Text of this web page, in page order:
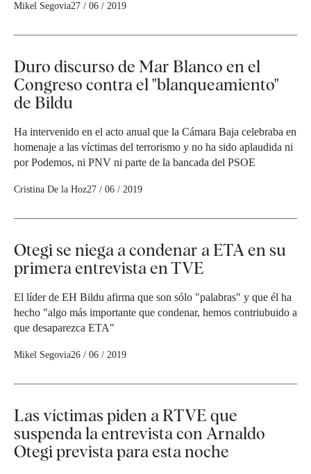
Mikel Segovia27 / 06 / 2019
Duro discurso de Mar Blanco en el
Congreso contra el "blanqueamiento"
de Bildu
Ha intervenido en el acto anual que la Cámara Baja celebraba en
homenaje a las víctimas del terrorismo y no ha sido aplaudida ni
por Podemos, ni PNV ni parte de la bancada del PSOE
Cristina De la Hoz27 / 06 / 2019
Otegi se niega a condenar a ETA en su
primera entrevista en TVE
El líder de EH Bildu afirma que son sólo "palabras" y que él ha
hecho "algo más importante que condenar, hemos contriubuido a
que desaparezca ETA"
Mikel Segovia26 / 06 / 2019
Las víctimas piden a RTVE que
suspenda la entrevista con Arnaldo
Otegi prevista para esta noche